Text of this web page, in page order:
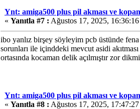
Ynt: amiga500 plus pil akması ve
« Yanıtla #7 : Ağustos 17, 2025,
ibo yanlız birşey söyleyim pcb üstünde
sorunları ile içinddeki mevcut asidi
ortasında kocaman delik açılmıştır zor
Ynt: amiga500 plus pil akması ve
« Yanıtla #8 : Ağustos 17, 2025,